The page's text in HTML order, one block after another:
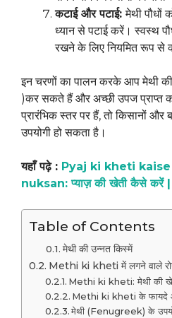
कटाई और पटाई:मेथी पौधों
ध्यान से पटाई करें। स्वस्थ
रखने के लिए नियमित रूप से
इन चरणों का पालन करके आप मेथी
)कर सकते हैं और अच्छी उपज प्राप्त
प्रारंभिक स्तर पर हैं, तो किसानों और
उपयोगी हो सकता है।
यहाँ पढ़े : Pyaj ki kheti
nuksan: प्याज़ की खेती कैसे करें |
Table of Contents
मेथी की उन्नत किस्में
Methi ki kheti में लगने वाले
Methi ki kheti: मेथी की
Methi ki kheti के फायदे
मेथी (Fenugreek) के